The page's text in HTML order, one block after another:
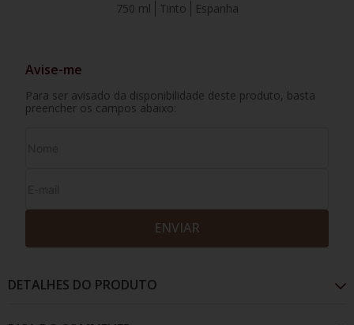
Tinto
Espanha
750 ml
Avise-me
Para ser avisado da disponibilidade deste produto, basta
preencher os campos abaixo:
ENVIAR
DETALHES DO PRODUTO